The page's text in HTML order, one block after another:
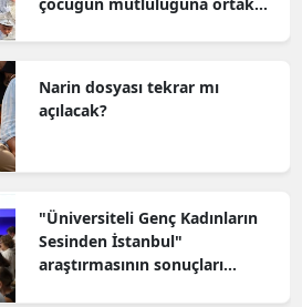
Narin dosyası tekrar mı
açılacak?
"Üniversiteli Genç Kadınların
Sesinden İstanbul"
araştırmasının sonuçları